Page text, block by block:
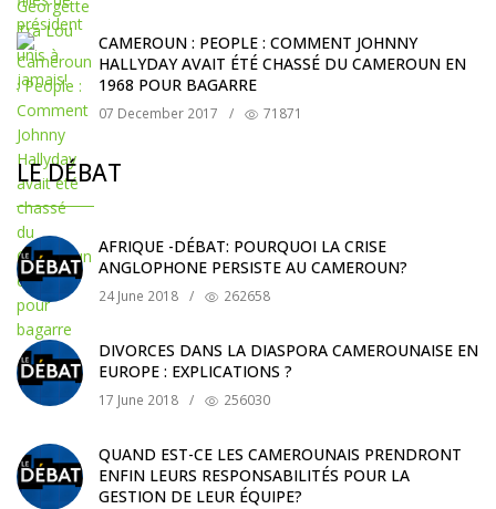
CAMEROUN : PEOPLE : COMMENT JOHNNY
HALLYDAY AVAIT ÉTÉ CHASSÉ DU CAMEROUN EN
1968 POUR BAGARRE
07 December 2017 / 71871
LE DÉBAT
AFRIQUE -DÉBAT: POURQUOI LA CRISE
ANGLOPHONE PERSISTE AU CAMEROUN?
24 June 2018 / 262658
DIVORCES DANS LA DIASPORA CAMEROUNAISE EN
EUROPE : EXPLICATIONS ?
17 June 2018 / 256030
QUAND EST-CE LES CAMEROUNAIS PRENDRONT
ENFIN LEURS RESPONSABILITÉS POUR LA
GESTION DE LEUR ÉQUIPE?